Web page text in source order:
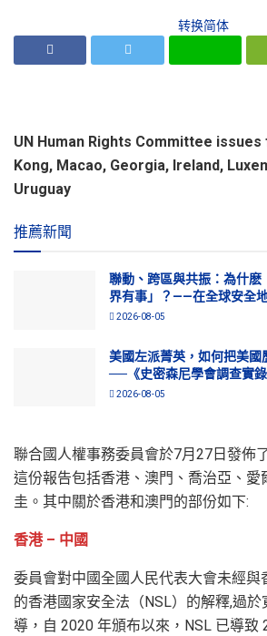
转换简体
UN Human Rights Committee
Kong, Macao, Georgia, Ireland,
Uruguay
推薦新聞
聯動、跨區與共振：為什麽
界有事」？——在全球安全
2026-08-05
美國左派菁英，如何把美國
──《史密森尼學會調查實錄
2026-08-05
聯合國人權事務委員會於7月27日發佈
這份報告包括香港、澳門、喬治亞、愛
圭。其中關於香港和澳門的部份如下:
香港 – 中國
委員會對中國全國人民代表大會未經與
的香港國家安全法（NSL）的解釋,過
導，自 2020 年頒布以來，NSL 已導致